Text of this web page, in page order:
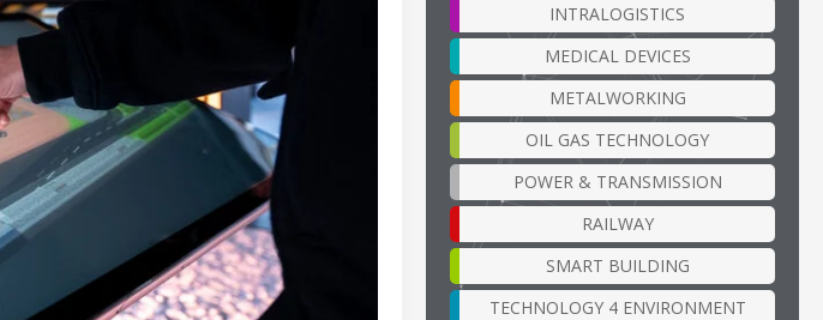
INTRALOGISTICS
MEDICAL DEVICES
METALWORKING
OIL GAS TECHNOLOGY
POWER & TRANSMISSION
RAILWAY
SMART BUILDING
TECHNOLOGY 4 ENVIRONMENT